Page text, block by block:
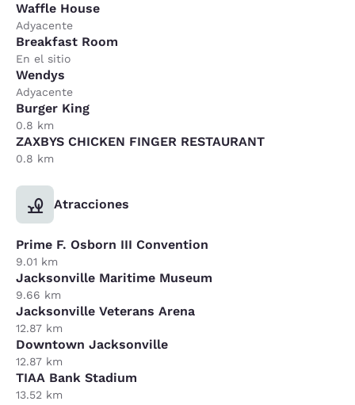
Waffle House
Adyacente
Breakfast Room
En el sitio
Wendys
Adyacente
Burger King
0.8 km
ZAXBYS CHICKEN FINGER RESTAURANT
0.8 km
Atracciones
Prime F. Osborn III Convention
9.01 km
Jacksonville Maritime Museum
9.66 km
Jacksonville Veterans Arena
12.87 km
Downtown Jacksonville
12.87 km
TIAA Bank Stadium
13.52 km